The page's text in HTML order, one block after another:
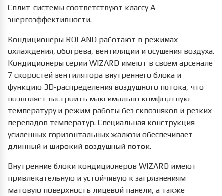
Сплит-системы соответствуют классу А
энергоэффективности.
Кондиционеры ROLAND работают в режимах
охлаждения, обогрева, вентиляции и осушения воздуха.
Кондиционеры серии WIZARD имеют в своем арсенале
7 скоростей вентилятора внутреннего блока и
функцию 3D-распределения воздушного потока, что
позволяет настроить максимально комфортную
температуру и режим работы без сквозняков и резких
перепадов температур. Специальная конструкция
усиленных горизонтальных жалюзи обеспечивает
длинный и широкий воздушный поток.
Внутренние блоки кондиционеров WIZARD имеют
привлекательную и устойчивую к загрязнениям
матовую поверхность лицевой панели, а также